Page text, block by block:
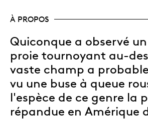
À PROPOS
Quiconque a observé
proie tournoyant au-
vaste champ a
vu une buse à queue
l'espèce de ce genre la
répandue en Amérique